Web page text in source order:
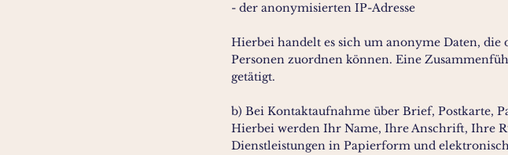
- der anonymisierten IP-Adresse
Hierbei handelt es sich um anonyme Daten,
Personen zuordnen können. Eine
getätigt.
b) Bei Kontaktaufnahme über Brief, Postkarte,
Hierbei werden Ihr Name, Ihre Anschrift, Ihre
Dienstleistungen in Papierform und